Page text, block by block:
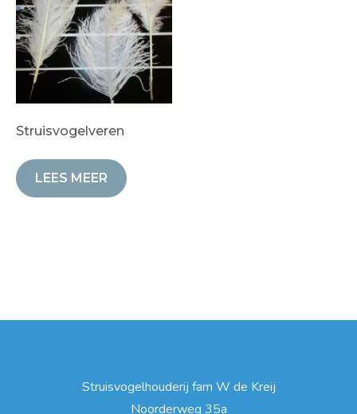
Struisvogelveren
LEES MEER
Struisvogelhouderij fam W de Kreij
Noorderweg 35a